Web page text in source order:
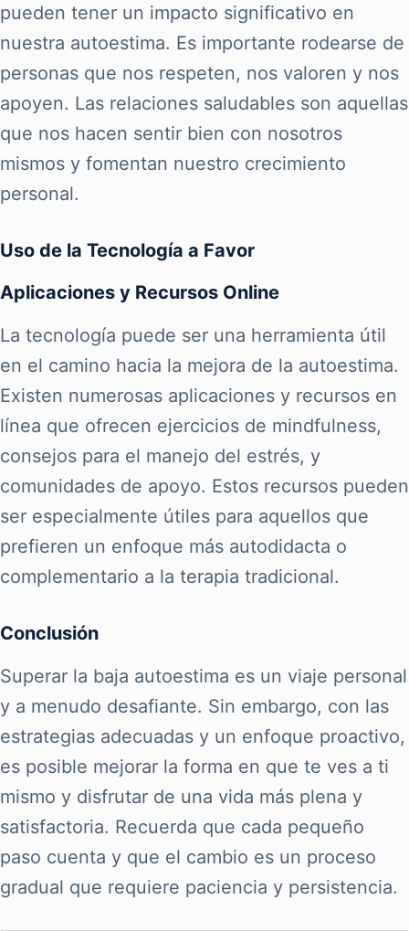
pueden tener un impacto significativo en
nuestra autoestima. Es importante rodearse de
personas que nos respeten, nos valoren y nos
apoyen. Las relaciones saludables son aquellas
que nos hacen sentir bien con nosotros
mismos y fomentan nuestro crecimiento
personal.
Uso de la Tecnología a Favor
Aplicaciones y Recursos Online
La tecnología puede ser una herramienta útil
en el camino hacia la mejora de la autoestima.
Existen numerosas aplicaciones y recursos en
línea que ofrecen ejercicios de mindfulness,
consejos para el manejo del estrés, y
comunidades de apoyo. Estos recursos pueden
ser especialmente útiles para aquellos que
prefieren un enfoque más autodidacta o
complementario a la terapia tradicional.
Conclusión
Superar la baja autoestima es un viaje personal
y a menudo desafiante. Sin embargo, con las
estrategias adecuadas y un enfoque proactivo,
es posible mejorar la forma en que te ves a ti
mismo y disfrutar de una vida más plena y
satisfactoria. Recuerda que cada pequeño
paso cuenta y que el cambio es un proceso
gradual que requiere paciencia y persistencia.